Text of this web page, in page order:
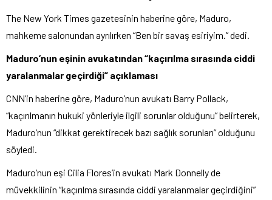
The New York Times gazetesinin haberine göre, Maduro,
mahkeme salonundan ayrılırken “Ben bir savaş esiriyim.” dedi.
Maduro’nun eşinin avukatından “kaçırılma sırasında ciddi
yaralanmalar geçirdiği” açıklaması
CNN’in haberine göre, Maduro’nun avukatı Barry Pollack,
“kaçırılmanın hukuki yönleriyle ilgili sorunlar olduğunu” belirterek,
Maduro’nun “dikkat gerektirecek bazı sağlık sorunları” olduğunu
söyledi.
Maduro’nun eşi Cilia Flores’in avukatı Mark Donnelly de
müvekkilinin “kaçırılma sırasında ciddi yaralanmalar geçirdiğini”